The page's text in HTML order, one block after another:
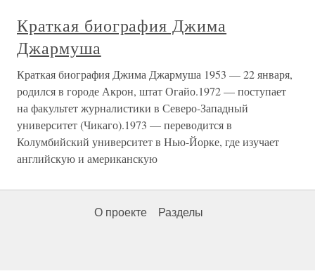
Краткая биография Джима
Джармуша
Краткая биография Джима Джармуша 1953 — 22 января,
родился в городе Акрон, штат Огайо.1972 — поступает
на факультет журналистики в Северо-Западный
университет (Чикаго).1973 — переводится в
Колумбийский университет в Нью-Йорке, где изучает
английскую и американскую
О проекте Разделы